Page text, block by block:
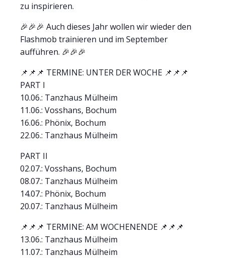
zu inspirieren.
🎉🎉🎉 Auch dieses Jahr wollen wir wieder den
Flashmob trainieren und im September
aufführen. 🎉🎉🎉
📌📌📌 TERMINE: UNTER DER WOCHE 📌📌📌
PART I
10.06.: Tanzhaus Mülheim
11.06.: Vosshans, Bochum
16.06.: Phönix, Bochum
22.06.: Tanzhaus Mülheim
PART II
02.07.: Vosshans, Bochum
08.07.: Tanzhaus Mülheim
14.07.: Phönix, Bochum
20.07.: Tanzhaus Mülheim
📌📌📌 TERMINE: AM WOCHENENDE 📌📌📌
13.06.: Tanzhaus Mülheim
11.07.: Tanzhaus Mülheim